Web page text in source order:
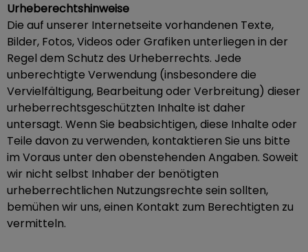
Urheberechtshinweise
Die auf unserer Internetseite vorhandenen Texte,
Bilder, Fotos, Videos oder Grafiken unterliegen in der
Regel dem Schutz des Urheberrechts. Jede
unberechtigte Verwendung (insbesondere die
Vervielfältigung, Bearbeitung oder Verbreitung) dieser
urheberrechtsgeschützten Inhalte ist daher
untersagt. Wenn Sie beabsichtigen, diese Inhalte oder
Teile davon zu verwenden, kontaktieren Sie uns bitte
im Voraus unter den obenstehenden Angaben. Soweit
wir nicht selbst Inhaber der benötigten
urheberrechtlichen Nutzungsrechte sein sollten,
bemühen wir uns, einen Kontakt zum Berechtigten zu
vermitteln.